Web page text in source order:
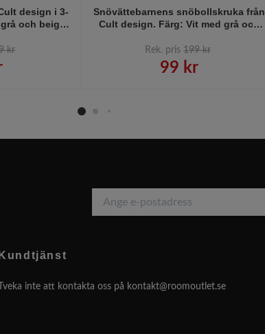
design i 3-
och beige
kr
Snövättebarnens snöbollskruka från
Cult design. Färg: Vit med grå och
Rek. pris 199 kr
99 kr
Kundtjänst
Tveka inte att kontakta oss på kontakt@roomoutlet.se